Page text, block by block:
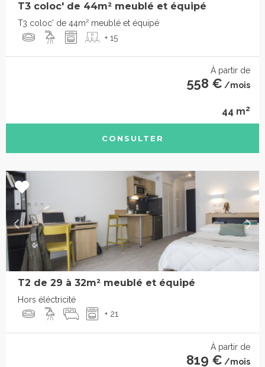
T3 coloc' de 44m² meublé et équipé
T3 coloc' de 44m² meublé et équipé
+ 15
À partir de
558 € /mois
44 m2
CONSULTER
T2 de 29 à 32m² meublé et équipé
Hors éléctricité
+ 21
À partir de
819 € /mois